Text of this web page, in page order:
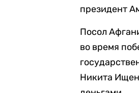
президент
Посол
во время
Никита